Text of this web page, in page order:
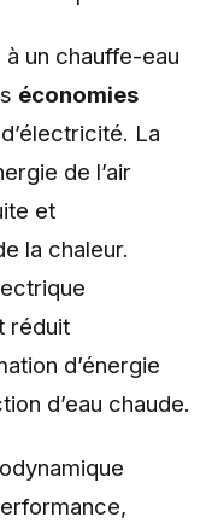
un chauffe-eau
économies
La
de l’air
et
la chaleur.
réduit
d’énergie
d’eau chaude.